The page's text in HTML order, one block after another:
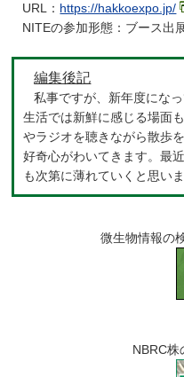
URL： https://hakkoexpo.jp/
NITEの参加形態：ブース出
編集後記
私事ですが、新年度にな
生活では新鮮に感じる場面
やラジオを聴きながら散歩
好奇心がわいてきます。最
も次第に薄れていくと思い
微生物情報の
NBRC株